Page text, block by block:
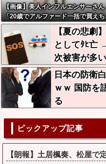
【画像】美人インフルエンサーさん
「20歳でアルファード一括で買えち
ゃう私って素敵」←これってガチな
ん？それともネタなん？w w w w w
w w w w
【夏の悲劇
としてﾀﾋ亡
次被害が多い
日本の防衛
ｗｗ 国防を
る
ピックアップ記事
【朗報】土居楓奏、松屋